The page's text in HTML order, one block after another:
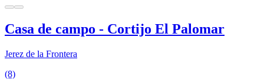
Casa de campo - Cortijo El Palomar
Jerez de la Frontera
(8)